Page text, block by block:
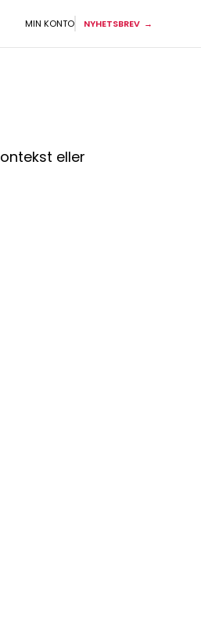
MIN KONTO NYHETSBREV
eller